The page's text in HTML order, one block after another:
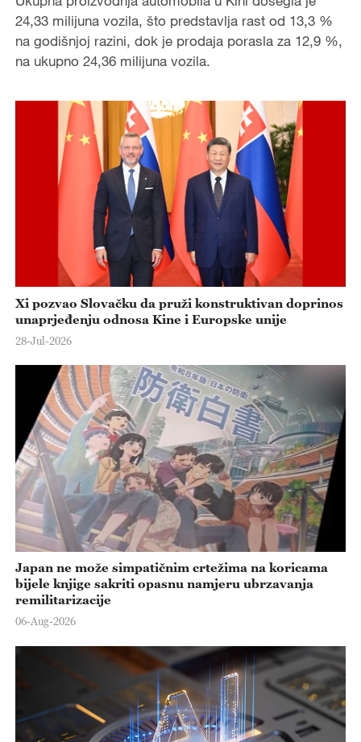
24,33 milijuna vozila, što predstavlja rast od 13,3 %
na godišnjoj razini, dok je prodaja porasla za 12,9 %,
na ukupno 24,36 milijuna vozila.
Xi pozvao Slovačku da pruži konstruktivan doprinos
unaprjeđenju odnosa Kine i Europske unije
28-Jul-2026
Japan ne može simpatičnim crtežima na koricama
bijele knjige sakriti opasnu namjeru ubrzavanja
remilitarizacije
06-Aug-2026